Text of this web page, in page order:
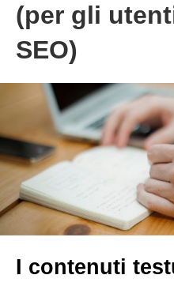
(per gli
SEO)
I contenuti